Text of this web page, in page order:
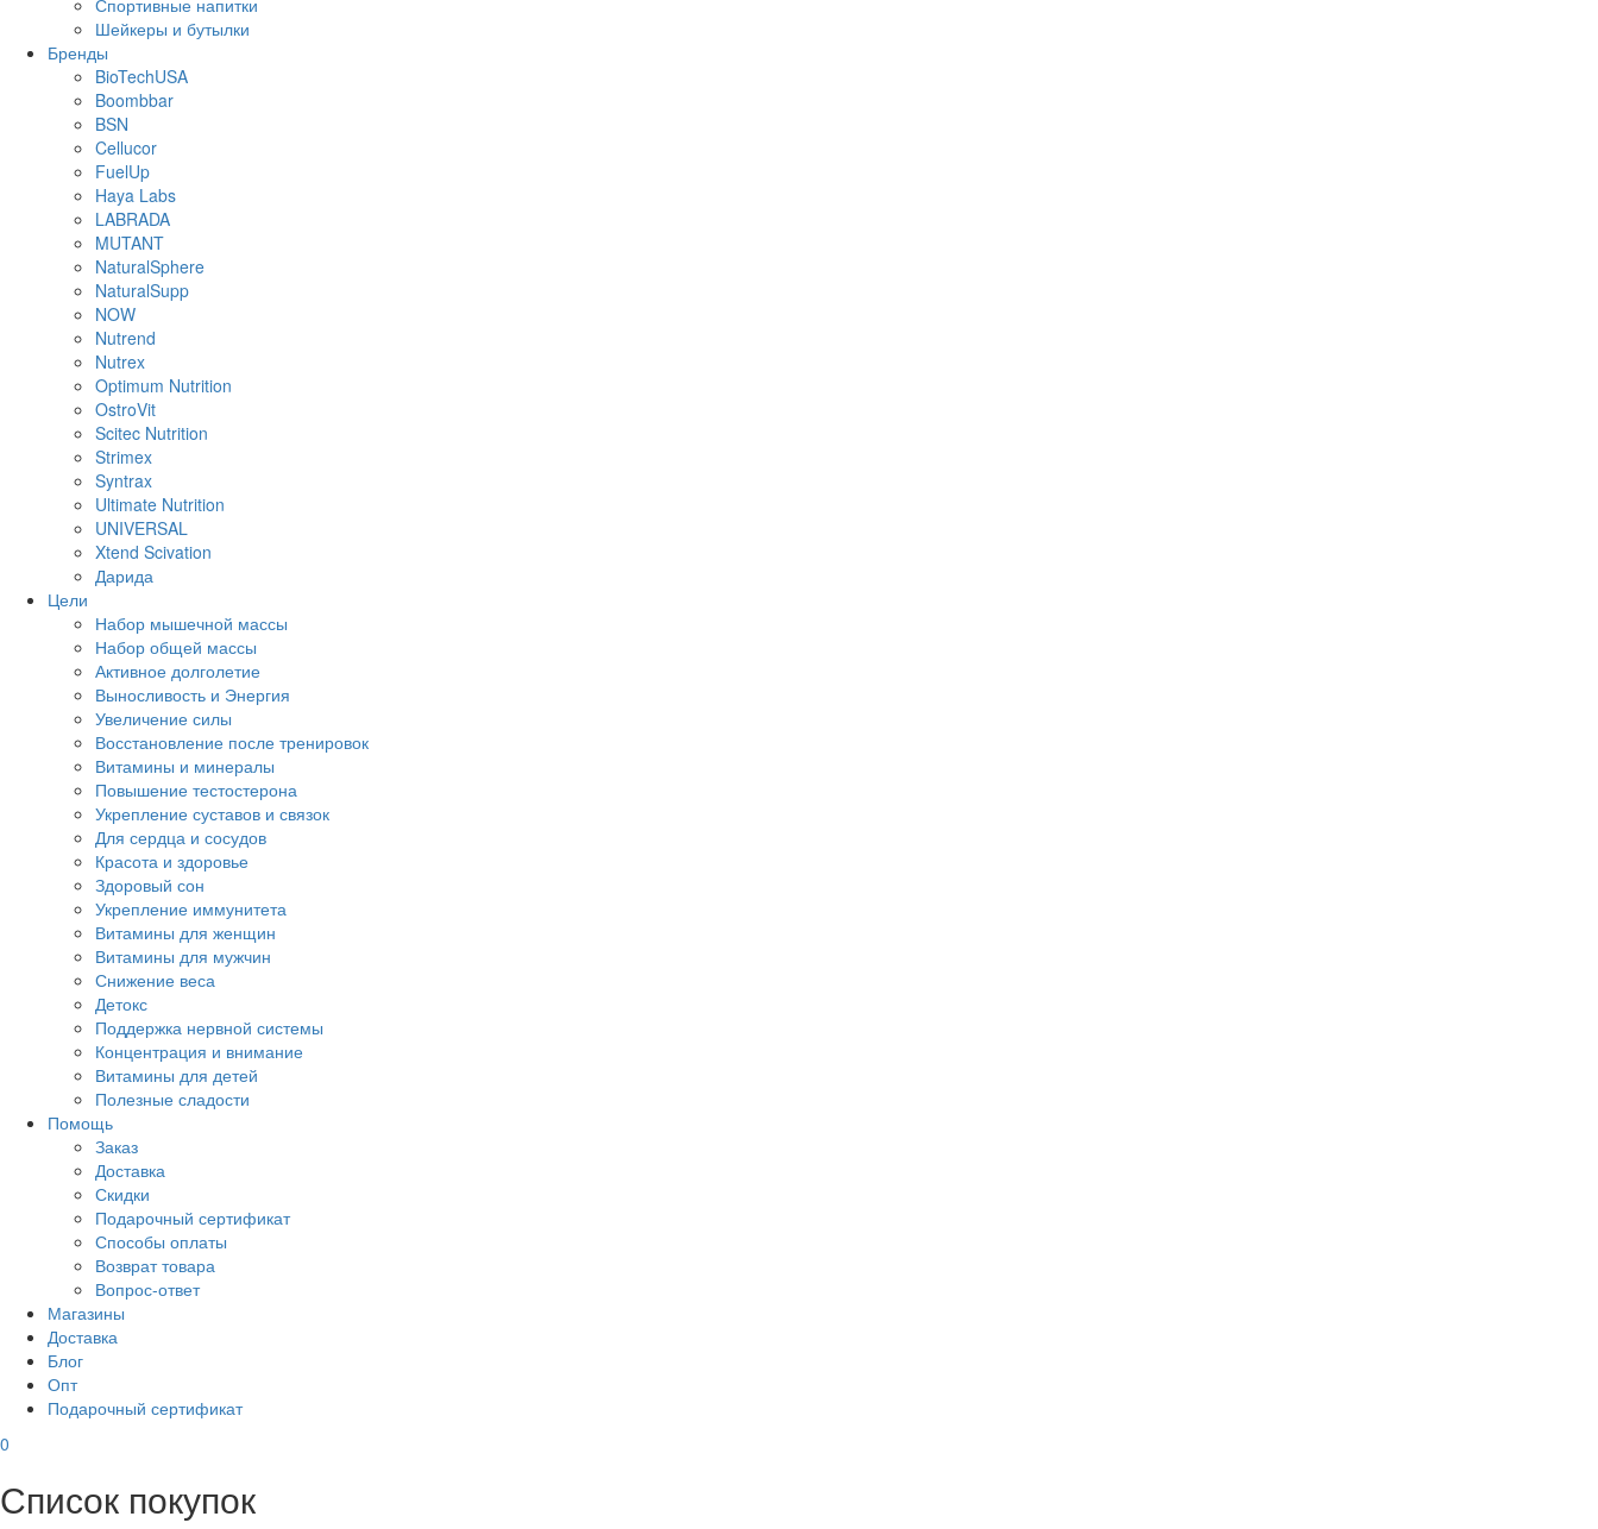
Спортивные напитки
Шейкеры и бутылки
Бренды
BioTechUSA
Boombbar
BSN
Cellucor
FuelUp
Haya Labs
LABRADA
MUTANT
NaturalSphere
NaturalSupp
NOW
Nutrend
Nutrex
Optimum Nutrition
OstroVit
Scitec Nutrition
Strimex
Syntrax
Ultimate Nutrition
UNIVERSAL
Xtend Scivation
Дарида
Цели
Набор мышечной массы
Набор общей массы
Активное долголетие
Выносливость и Энергия
Увеличение силы
Восстановление после тренировок
Витамины и минералы
Повышение тестостерона
Укрепление суставов и связок
Для сердца и сосудов
Красота и здоровье
Здоровый сон
Укрепление иммунитета
Витамины для женщин
Витамины для мужчин
Снижение веса
Детокс
Поддержка нервной системы
Концентрация и внимание
Витамины для детей
Полезные сладости
Помощь
Заказ
Доставка
Скидки
Подарочный сертификат
Способы оплаты
Возврат товара
Вопрос-ответ
Магазины
Доставка
Блог
Опт
Подарочный сертификат
0
Список покупок